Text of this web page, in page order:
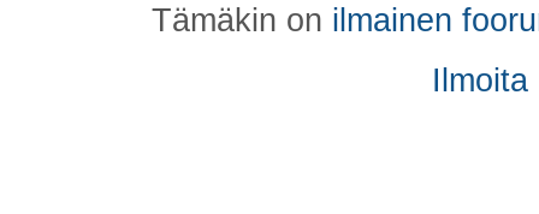
Tämäkin on ilmainen